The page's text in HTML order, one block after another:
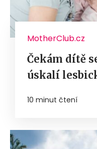
MotherClub.cz
Čekám dítě
úskalí
10 minut čtení